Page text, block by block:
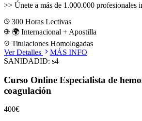
>> Únete a más de 1.000.000 profesionales
300 Horas Lectivas
🌍 Internacional + Apostilla
Titulaciones Homologadas
Ver Detalles
MÁS INFO
SANIDADID: s4
Curso Online Especialista de
coagulación
400€